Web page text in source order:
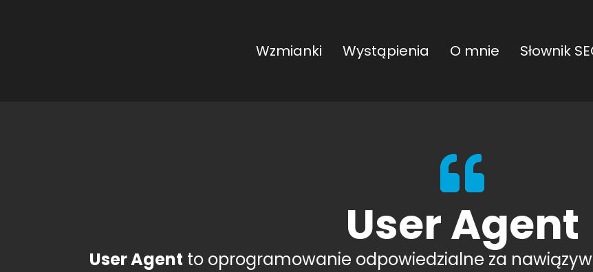
Wzmianki Wystąpienia O mnie Słownik
User Agent
User Agent to oprogramowanie odpowiedzialne za